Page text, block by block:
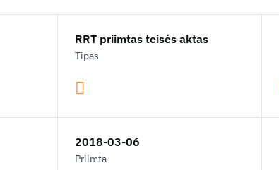
RRT priimtas teisės aktas
Tipas
2018-03-06
Priimta